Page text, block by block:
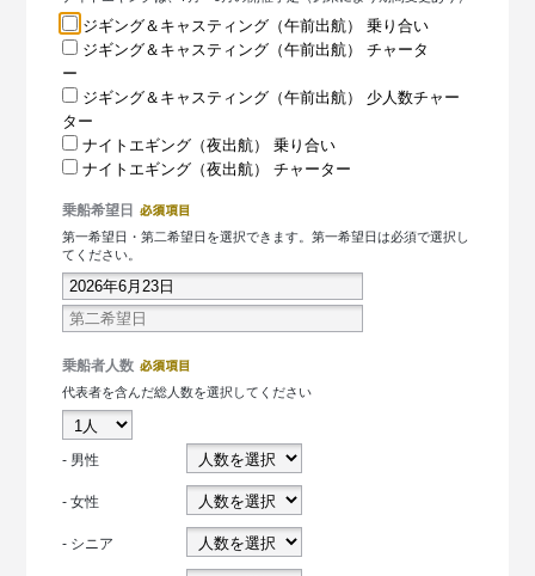
ジギング＆キャスティング（午前出航） 乗り合い
ジギング＆キャスティング（午前出航） チャータ
ー
ジギング＆キャスティング（午前出航） 少人数チャー
ター
ナイトエギング（夜出航） 乗り合い
ナイトエギング（夜出航） チャーター
乗船希望日
第一希望日・第二希望日を選択できます。第一希望日は必須で選択し
てください。
乗船者人数
代表者を含んだ総人数を選択してください
- 男性
- 女性
- シニア